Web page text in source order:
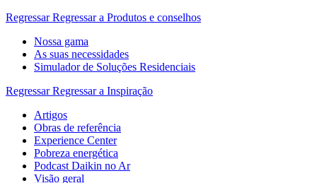
Regressar Regressar a Produtos e conselhos
Nossa gama
As suas necessidades
Simulador de Soluções Residenciais
Regressar Regressar a Inspiração
Artigos
Obras de referência
Experience Center
Pobreza energética
Podcast Daikin no Ar
Visão geral